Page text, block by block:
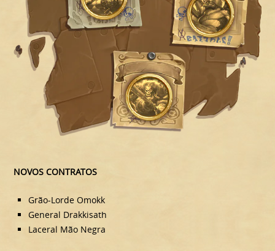
NOVOS CONTRATOS
Grão-Lorde Omokk
General Drakkisath
Laceral Mão Negra